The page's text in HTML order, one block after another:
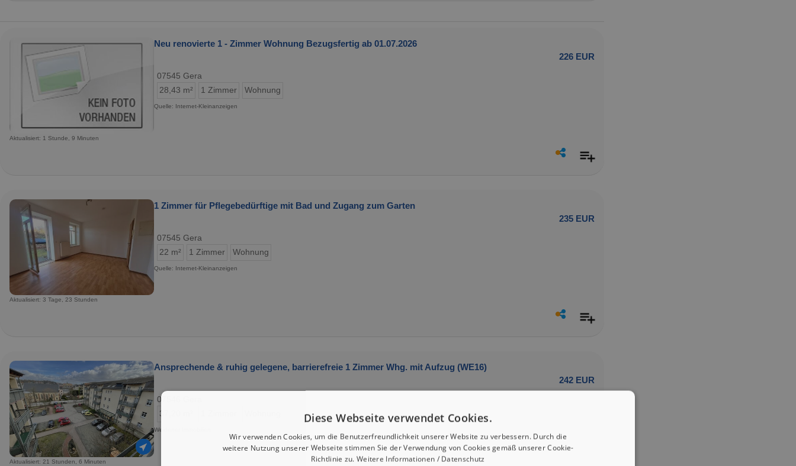
Neu renovierte 1 - Zimmer Wohnung Bezugsfertig ab 01.07.2026
226 EUR
07545 Gera
28,43 m²
1 Zimmer Wohnung
Quelle: Internet-Kleinanzeigen
Aktualisiert: 1 Stunde, 9 Minuten
1 Zimmer für Pflegebedürftige mit Bad und Zugang zum Garten
235 EUR
07545 Gera
22 m²
1 Zimmer Wohnung
Quelle: Internet-Kleinanzeigen
Aktualisiert: 3 Tage, 23 Stunden
Ansprechende & ruhig gelegene, barrierefreie 1 Zimmer Whg. mit Aufzug (WE16)
242 EUR
07546 Gera
37,20 m²
Weidener Immobilien
Aktualisiert: 21 Stunden, 6 Minuten
Diese Webseite verwendet Cookies.
Wir verwenden Cookies, um die Benutzerfreundlichkeit unserer Website zu verbessern. Durch die
weitere Nutzung unserer Webseite stimmen Sie der Verwendung von Cookies gemäß unserer Cookie-
Richtlinie zu. Weitere Informationen / Datenschutz